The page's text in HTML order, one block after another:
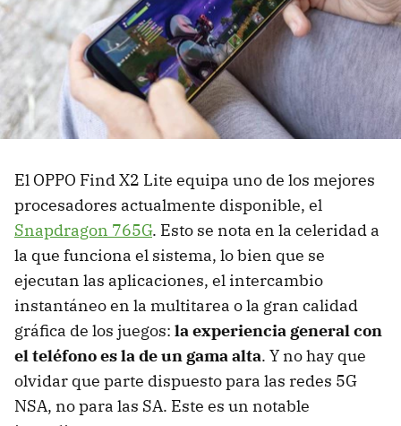
El OPPO Find X2 Lite equipa uno de los mejores
procesadores actualmente disponible, el
Snapdragon 765G. Esto se nota en la celeridad a
la que funciona el sistema, lo bien que se
ejecutan las aplicaciones, el intercambio
instantáneo en la multitarea o la gran calidad
gráfica de los juegos: la experiencia general con
el teléfono es la de un gama alta. Y no hay que
olvidar que parte dispuesto para las redes 5G
NSA, no para las SA. Este es un notable